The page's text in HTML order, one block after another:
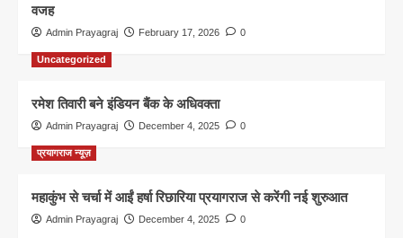
वजह
Admin Prayagraj February 17, 2026 0
Uncategorized
रमेश तिवारी बने इंडियन बैंक के अधिवक्ता
Admin Prayagraj December 4, 2025 0
प्रयागराज न्यूज़
महाकुंभ से चर्चा में आईं हर्षा रिछारिया प्रयागराज से करेंगी नई शुरुआत
Admin Prayagraj December 4, 2025 0